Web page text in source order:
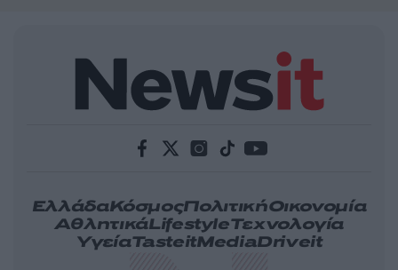
ΕλλάδαΚόσμοςΠολιτικήΟικονομία
ΑθλητικάLifestyleΤεχνολογία
ΥγείαTasteitMediaDriveit